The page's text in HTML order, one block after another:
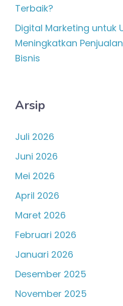
Terbaik?
Digital Marketing untuk
Meningkatkan
Bisnis
Arsip
Juli 2026
Juni 2026
Mei 2026
April 2026
Maret 2026
Februari 2026
Januari 2026
Desember 2025
November 2025